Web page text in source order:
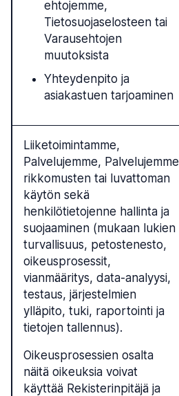
ehtojemme,
Tietosuojaselosteen tai
Varausehtojen
muutoksista
Yhteydenpito ja
asiakastuen tarjoaminen
Liiketoimintamme,
Palvelujemme, Palvelujemme
rikkomusten tai luvattoman
käytön sekä
henkilötietojenne hallinta ja
suojaaminen (mukaan lukien
turvallisuus, petostenesto,
oikeusprosessit,
vianmääritys, data-analyysi,
testaus, järjestelmien
ylläpito, tuki, raportointi ja
tietojen tallennus).
Oikeusprosessien osalta
näitä oikeuksia voivat
käyttää Rekisterinpitäjä ja